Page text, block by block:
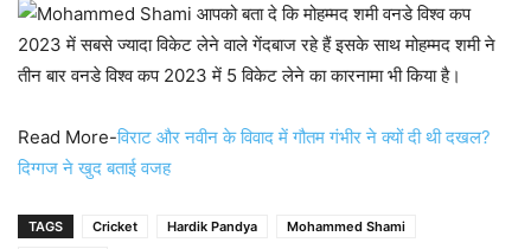
आपको बता दे कि मोहम्मद शमी वनडे विश्व कप
2023 में सबसे ज्यादा विकेट लेने वाले गेंदबाज रहे हैं इसके साथ मोहम्मद शमी ने
तीन बार वनडे विश्व कप 2023 में 5 विकेट लेने का कारनामा भी किया है।
Read More-विराट और नवीन के विवाद में गौतम गंभीर ने क्यों दी थी दखल?
दिग्गज ने खुद बताई वजह
TAGS Cricket Hardik Pandya
Mohammed Shami